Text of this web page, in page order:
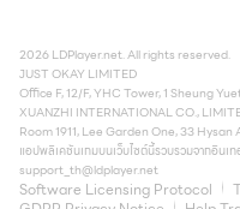
2026 LDPlayer.net. All rights reserved.
JUST OKAY LIMITED
Office F, 12/F, YHC Tower, 1 Sheung
XUANZHI INTERNATIONAL CO.,
Room 1911, Lee Garden One, 33
แอปพลิเคชันเกมบนเว็บไซต์นี้รวบรวมจากอินเ
support_th@ldplayer.net
Software Licensing Protocol